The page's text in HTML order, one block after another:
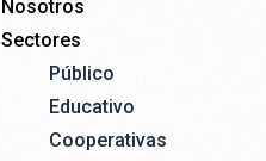
Nosotros
Sectores
Público
Educativo
Cooperativas